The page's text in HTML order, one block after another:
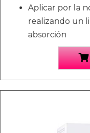
Aplicar por la
realizando un
absorción